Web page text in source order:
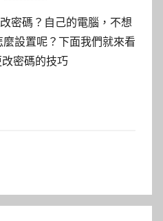
密碼？自己的電腦，不想
設置呢？下面我們就來看
密碼的技巧